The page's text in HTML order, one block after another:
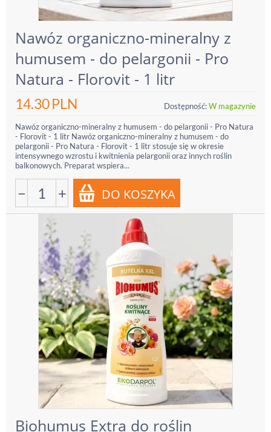
Nawóz organiczno-mineralny z
humusem - do pelargonii - Pro
Natura - Florovit - 1 litr
14.30PLN Dostępność:W magazynie
Nawóz organiczno-mineralny z humusem - do pelargonii - Pro Natura
- Florovit - 1 litr Nawóz organiczno-mineralny z humusem - do
pelargonii - Pro Natura - Florovit - 1 litr stosuje się w okresie
intensywnego wzrostu i kwitnienia pelargonii oraz innych roślin
balkonowych. Preparat wspiera...
− +
Biohumus Extra do roślin